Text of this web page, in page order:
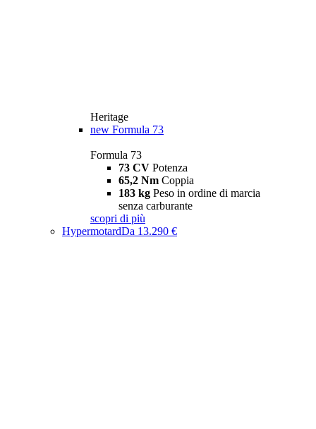
Heritage
new Formula 73
Formula 73
73 CV Potenza
65,2 Nm Coppia
183 kg Peso in ordine di marcia
senza carburante
scopri di più
HypermotardDa 13.290 €